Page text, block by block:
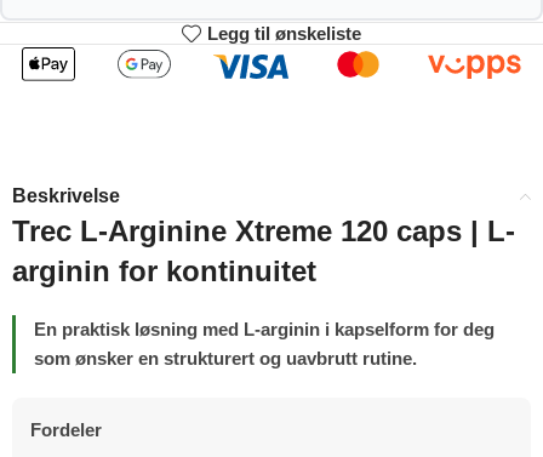
2
197.01
kr
3-4
195.02
4%
Legg til ønskeliste
Beskrivelse
Trec L-Arginine Xtreme 120 caps | L-
arginin for kontinuitet
En praktisk løsning med L-arginin i kapselform for deg
som ønsker en strukturert og uavbrutt rutine.
Fordeler